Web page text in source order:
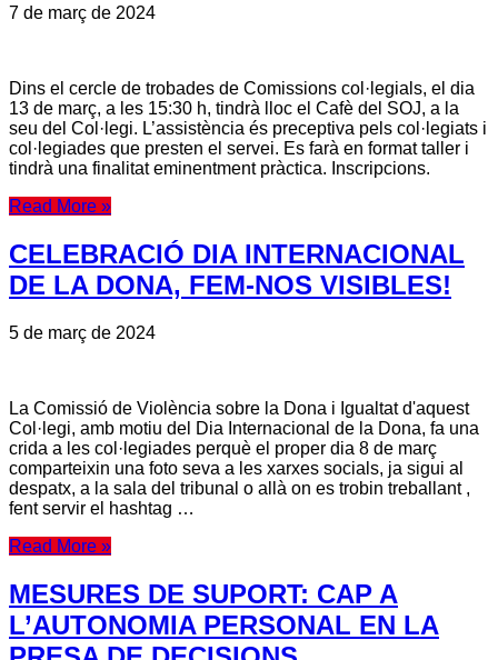
7 de març de 2024
Dins el cercle de trobades de Comissions col·legials, el dia
13 de març, a les 15:30 h, tindrà lloc el Cafè del SOJ, a la
seu del Col·legi. L’assistència és preceptiva pels col·legiats i
col·legiades que presten el servei. Es farà en format taller i
tindrà una finalitat eminentment pràctica. Inscripcions.
Read More »
CELEBRACIÓ DIA INTERNACIONAL
DE LA DONA, FEM-NOS VISIBLES!
5 de març de 2024
La Comissió de Violència sobre la Dona i Igualtat d'aquest
Col·legi, amb motiu del Dia Internacional de la Dona, fa una
crida a les col·legiades perquè el proper dia 8 de març
comparteixin una foto seva a les xarxes socials, ja sigui al
despatx, a la sala del tribunal o allà on es trobin treballant ,
fent servir el hashtag …
Read More »
MESURES DE SUPORT: CAP A
L’AUTONOMIA PERSONAL EN LA